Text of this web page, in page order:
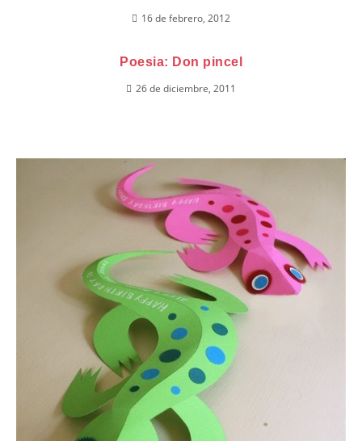
16 de febrero, 2012
Poesia: Don pincel
26 de diciembre, 2011